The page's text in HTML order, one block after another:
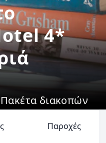
4*
Πακέτα διακοπών
Παροχές